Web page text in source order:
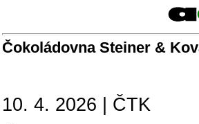
Čokoládovna Steiner &
10. 4. 2026 | ČTK